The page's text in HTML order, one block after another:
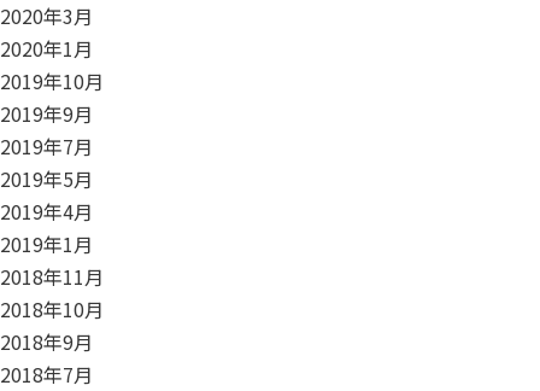
2020年3月
2020年1月
2019年10月
2019年9月
2019年7月
2019年5月
2019年4月
2019年1月
2018年11月
2018年10月
2018年9月
2018年7月